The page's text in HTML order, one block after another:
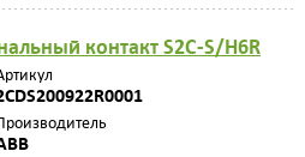
контакт S2C-S/H6R